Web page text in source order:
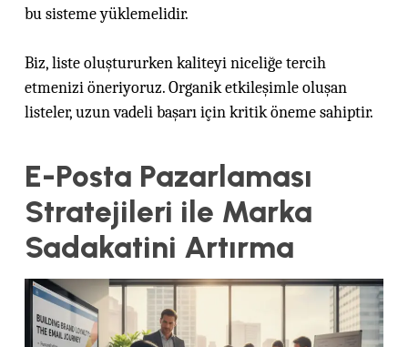
bu sisteme yüklemelidir.
Biz, liste oluştururken kaliteyi niceliğe tercih
etmenizi öneriyoruz. Organik etkileşimle oluşan
listeler, uzun vadeli başarı için kritik öneme sahiptir.
E-Posta Pazarlaması
Stratejileri ile Marka
Sadakatini Artırma